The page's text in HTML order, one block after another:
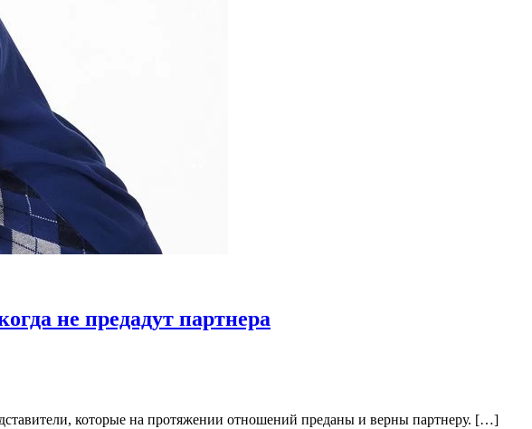
не предадут партнера
которые на протяжении отношений преданы и верны партнеру. […]